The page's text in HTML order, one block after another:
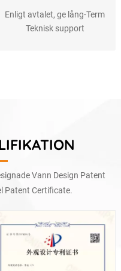
Enligt avtalet, ge lång-Term
Teknisk support
Vann Design Patent
Patent Certificate.